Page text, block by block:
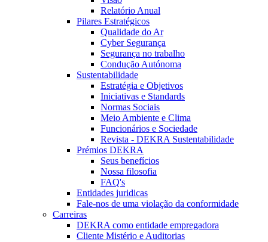
Relatório Anual
Pilares Estratégicos
Qualidade do Ar
Cyber Segurança
Segurança no trabalho
Condução Autónoma
Sustentabilidade
Estratégia e Objetivos
Iniciativas e Standards
Normas Sociais
Meio Ambiente e Clima
Funcionários e Sociedade
Revista - DEKRA Sustentabilidade
Prémios DEKRA
Seus benefícios
Nossa filosofia
FAQ's
Entidades juridicas
Fale-nos de uma violação da conformidade
Carreiras
DEKRA como entidade empregadora
Cliente Mistério e Auditorias